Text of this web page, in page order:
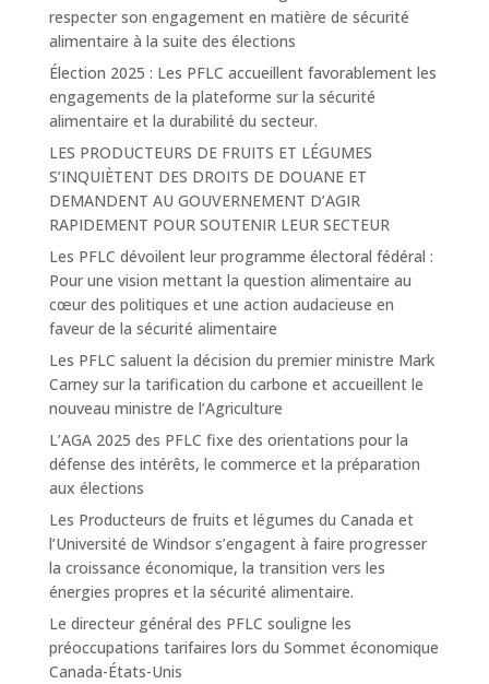
respecter son engagement en matière de sécurité
alimentaire à la suite des élections
Élection 2025 : Les PFLC accueillent favorablement les
engagements de la plateforme sur la sécurité
alimentaire et la durabilité du secteur.
LES PRODUCTEURS DE FRUITS ET LÉGUMES
S’INQUIÈTENT DES DROITS DE DOUANE ET
DEMANDENT AU GOUVERNEMENT D’AGIR
RAPIDEMENT POUR SOUTENIR LEUR SECTEUR
Les PFLC dévoilent leur programme électoral fédéral :
Pour une vision mettant la question alimentaire au
cœur des politiques et une action audacieuse en
faveur de la sécurité alimentaire
Les PFLC saluent la décision du premier ministre Mark
Carney sur la tarification du carbone et accueillent le
nouveau ministre de l’Agriculture
L’AGA 2025 des PFLC fixe des orientations pour la
défense des intérêts, le commerce et la préparation
aux élections
Les Producteurs de fruits et légumes du Canada et
l’Université de Windsor s’engagent à faire progresser
la croissance économique, la transition vers les
énergies propres et la sécurité alimentaire.
Le directeur général des PFLC souligne les
préoccupations tarifaires lors du Sommet économique
Canada-États-Unis